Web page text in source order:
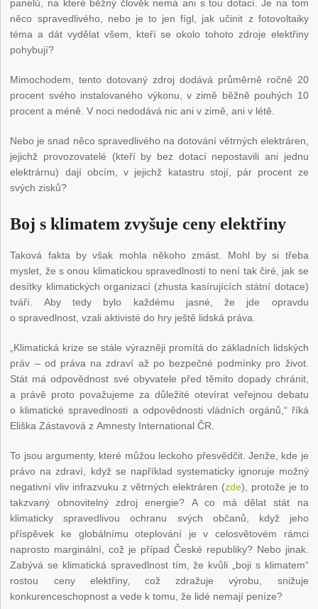
panelů, na které běžný člověk nemá ani s tou dotací. Je na tom
něco spravedlivého, nebo je to jen fígl, jak učinit z fotovoltaiky
téma a dát vydělat všem, kteří se okolo tohoto zdroje elektřiny
pohybují?
Mimochodem, tento dotovaný zdroj dodává průměrně ročně 20
procent svého instalovaného výkonu, v zimě běžně pouhých 10
procent a méně. V noci nedodává nic ani v zimě, ani v létě.
Nebo je snad něco spravedlivého na dotování větrných elektráren,
jejichž provozovatelé (kteří by bez dotací nepostavili ani jednu
elektrárnu) dají obcím, v jejichž katastru stojí, pár procent ze
svých zisků?
Boj s klimatem zvyšuje ceny elektřiny
Taková fakta by však mohla někoho zmást. Mohl by si třeba
myslet, že s onou klimatickou spravedlností to není tak čiré, jak se
desítky klimatických organizací (zhusta kasírujících státní dotace)
tváří. Aby tedy bylo každému jasné, že jde opravdu
o spravedlnost, vzali aktivisté do hry ještě lidská práva.
„Klimatická krize se stále výrazněji promítá do základních lidských
práv – od práva na zdraví až po bezpečné podmínky pro život.
Stát má odpovědnost své obyvatele před těmito dopady chránit,
a právě proto považujeme za důležité otevírat veřejnou debatu
o klimatické spravedlnosti a odpovědnosti vládních orgánů,“ říká
Eliška Zástavová z Amnesty International ČR.
To jsou argumenty, které můžou leckoho přesvědčit. Jenže, kde je
právo na zdraví, když se například systematicky ignoruje možný
negativní vliv infrazvuku z větrných elektráren (zde), protože je to
takzvaný obnovitelný zdroj energie? A co má dělat stát na
klimaticky spravedlivou ochranu svých občanů, když jeho
příspěvek ke globálnímu oteplování je v celosvětovém rámci
naprosto marginální, což je případ České republiky? Nebo jinak.
Zabývá se klimatická spravedlnost tím, že kvůli „boji s klimatem“
rostou ceny elektřiny, což zdražuje výrobu, snižuje
konkurenceschopnost a vede k tomu, že lidé nemají peníze?